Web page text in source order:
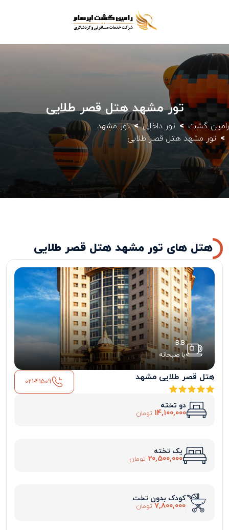
تور مشهد هتل قصر طلایی
رامین گشت تور داخلی
تور مشهد
تور مشهد هتل قصر طلایی
هتل های تور مشهد هتل قصر طلایی
B.B
با صبحانه
هتل قصر طلایی مشهد 021-41509
دو تخته
14,100,000 تومان
یک تخته
20,500,000 تومان
کودک بدون تخت
7,800,000 تومان